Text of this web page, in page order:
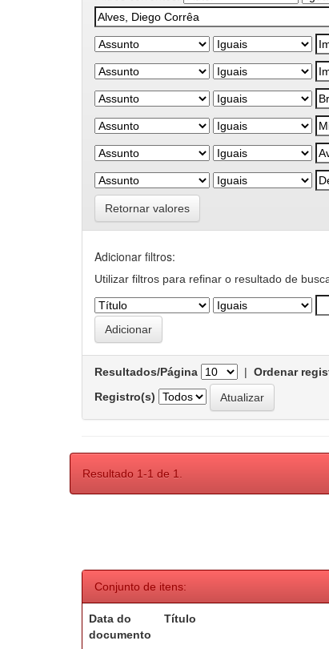
Retornar valores
Adicionar filtros:
Utilizar filtros para refinar o resultado de
Resultados/Página | Ordenar
Registro(s)
Resultado 1-1 de 1.
Conjunto de itens:
Data do
documento
Título